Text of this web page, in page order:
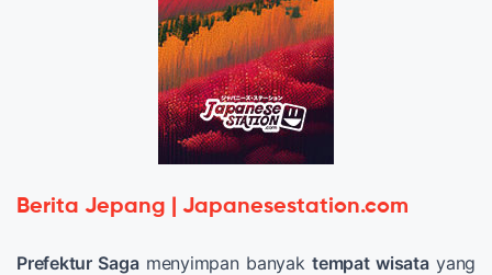
Berita Jepang | Japanesestation.com
Prefektur Sagamenyimpan banyak tempat wisatayang